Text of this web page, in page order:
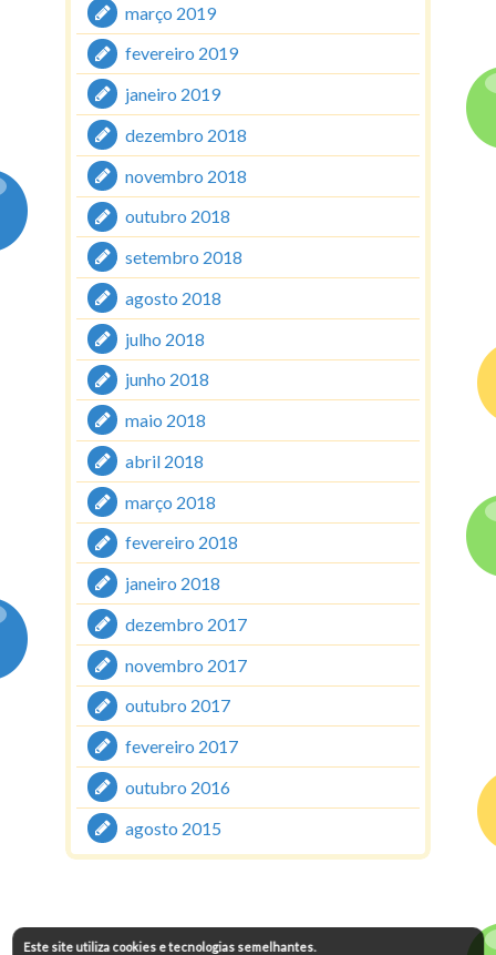
Este site utiliza cookies e tecnologias semelhantes.
março 2019
fevereiro 2019
janeiro 2019
dezembro 2018
novembro 2018
outubro 2018
setembro 2018
agosto 2018
julho 2018
junho 2018
maio 2018
abril 2018
março 2018
fevereiro 2018
janeiro 2018
dezembro 2017
novembro 2017
outubro 2017
fevereiro 2017
outubro 2016
agosto 2015